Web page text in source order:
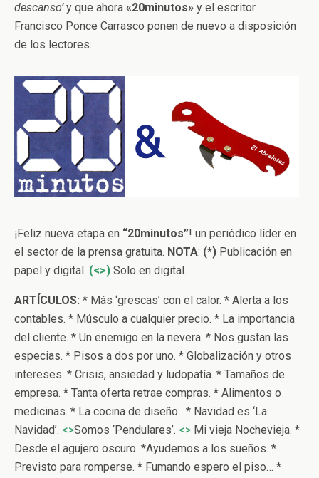
descanso’y que ahora «20minutos» y el escritor
Francisco Ponce Carrasco ponen de nuevo a disposición
de los lectores.
¡Feliz nueva etapa en “20minutos”! un periódico líder en
el sector de la prensa gratuita. NOTA: (*) Publicación en
papel y digital. (<>) Solo en digital.
ARTÍCULOS: * Más ‘grescas’ con el calor. * Alerta a los
contables. * Músculo a cualquier precio. * La importancia
del cliente. * Un enemigo en la nevera. * Nos gustan las
especias. * Pisos a dos por uno. * Globalización y otros
intereses. * Crisis, ansiedad y ludopatía. * Tamaños de
empresa. * Tanta oferta retrae compras. * Alimentos o
medicinas. * La cocina de diseño. * Navidad es ‘La
Navidad’. <>Somos ‘Pendulares’. <> Mi vieja Nochevieja. *
Desde el agujero oscuro. *Ayudemos a los sueños. *
Previsto para romperse. * Fumando espero el piso… *